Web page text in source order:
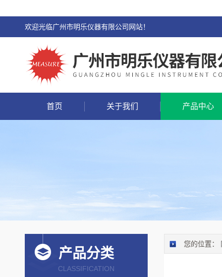
欢迎光临广州市明乐仪器有限公司网站！
首页 关于我们 产品中心
产品分类
CLASSIFICATION
您的位置：